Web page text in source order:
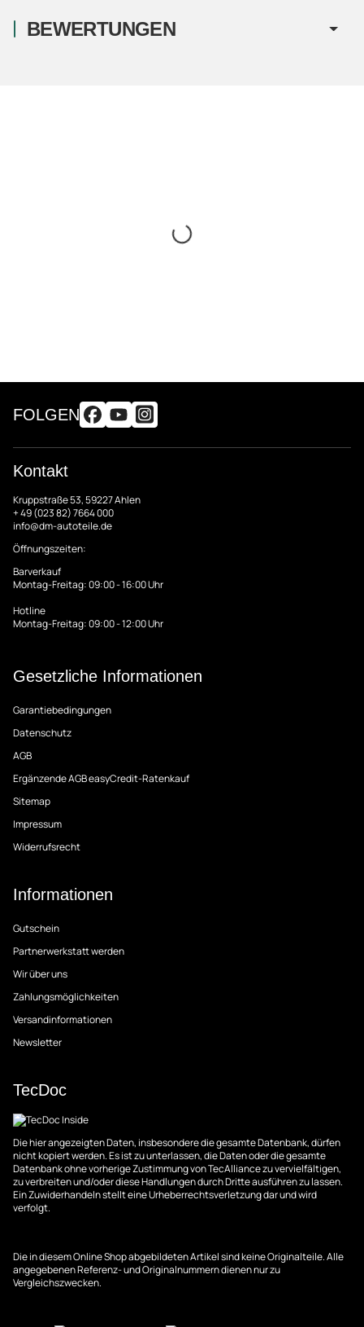
BEWERTUNGEN
FOLGEN
Kontakt
Kruppstraße 53, 59227 Ahlen
+ 49 (023 82) 7664 000
info@dm-autoteile.de
Öffnungszeiten:
Barverkauf
Montag-Freitag: 09:00 - 16:00 Uhr
Hotline
Montag-Freitag: 09:00 - 12:00 Uhr
Gesetzliche Informationen
Garantiebedingungen
Datenschutz
AGB
Ergänzende AGB easyCredit-Ratenkauf
Sitemap
Impressum
Widerrufsrecht
Informationen
Gutschein
Partnerwerkstatt werden
Wir über uns
Zahlungsmöglichkeiten
Versandinformationen
Newsletter
TecDoc
Die hier angezeigten Daten, insbesondere die gesamte Datenbank, dürfen
nicht kopiert werden. Es ist zu unterlassen, die Daten oder die gesamte
Datenbank ohne vorherige Zustimmung von TecAlliance zu vervielfältigen,
zu verbreiten und/oder diese Handlungen durch Dritte ausführen zu lassen.
Ein Zuwiderhandeln stellt eine Urheberrechtsverletzung dar und wird
verfolgt.
Die in diesem Online Shop abgebildeten Artikel sind keine Originalteile. Alle
angegebenen Referenz- und Originalnummern dienen nur zu
Vergleichszwecken.